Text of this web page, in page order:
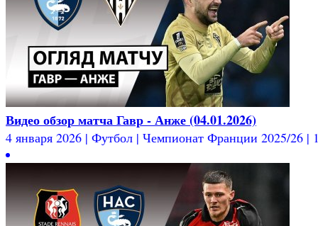
Видео обзор матча Гавр - Анже (04.01.2026)
4 января 2026 | Футбол | Чемпионат Франции 2025/26 |